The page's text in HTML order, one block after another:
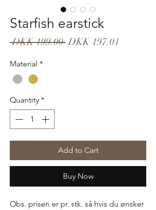
Starfish earstick
DKK 199.00 Regular
DKK 197.01
Material *
Quantity *
Add to Cart
Buy Now
Obs. prisen er pr. stk. så hvis du ønsker